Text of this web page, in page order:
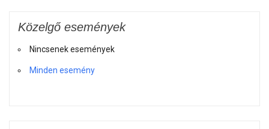
Közelgő események
Nincsenek események
Minden esemény